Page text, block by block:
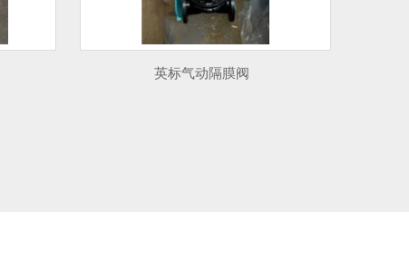
英标气动隔膜阀